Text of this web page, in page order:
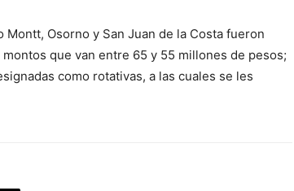
o
disminuir
el
Osorno y San Juan de la Costa fueron
que van entre 65 y 55 millones de pesos;
como rotativas, a las cuales se les